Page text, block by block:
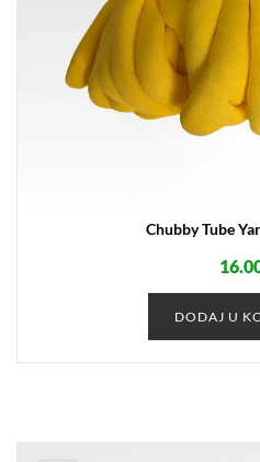
Chubby Tube
DODAJ U